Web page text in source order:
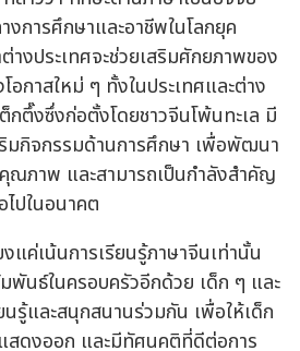
การศึกษาและอาชีพในโลกยุค
างประเทศจะช่วยเสริมศักยภาพของ
โอกาสใหม่ ๆ ทั้งในประเทศและต่าง
กตึ๊งซึ่งก่อตั้งโดยชาวจีนโพ้นทะเล มี
มกิจกรรมด้านการศึกษา เพื่อพัฒนา
คุณภาพ และสามารถเป็นกำลังสำคัญ
ปในอนาคต
แค่เน้นการเรียนรู้ภาษาจีนเท่านั้น
พันธ์ในครอบครัวอีกด้วย เด็ก ๆ และ
นรู้และสนุกสนานร่วมกัน เพื่อให้เด็ก
สดงออก และมีทัศนคติที่ดีต่อการ